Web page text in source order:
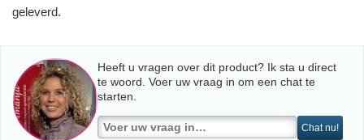
geleverd.
Heeft u vragen over dit product? Ik sta u direct
te woord. Voer uw vraag in om een chat te
starten.
Chat nu!